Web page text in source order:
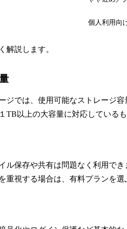
個人利用向
解説します。
ジでは、使用可能なストレージ
TB以上の大容量に対応している
ル保存や共有は問題なく利用で
重視する場合は、有料プランを